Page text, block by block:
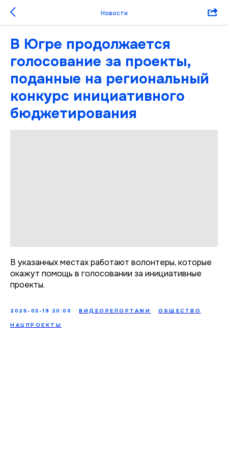
Новости
В Югре продолжается
голосование за проекты,
поданные на региональный
конкурс инициативного
бюджетирования
В указанных местах работают волонтеры, которые
окажут помощь в голосовании за инициативные
проекты.
2025-03-19 20:00 ВИДЕОРЕПОРТАЖИ ОБЩЕСТВО
НАЦПРОЕКТЫ